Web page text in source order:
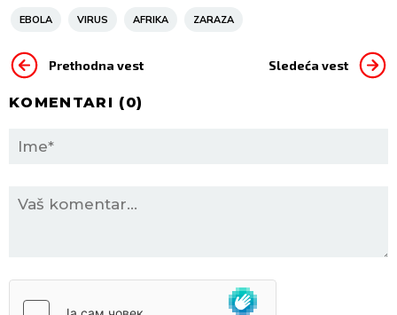
EBOLA VIRUS AFRIKA ZARAZA
Prethodna vest Sledeća vest
KOMENTARI (0)